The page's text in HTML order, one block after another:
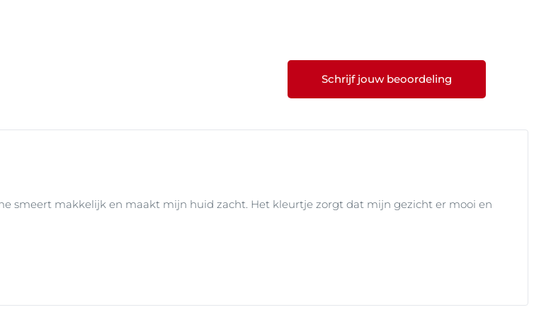
huidtypen, zoals de rijpere huid, de droge huid, de vette of
Deze lijn omvat ook getinte zonbeschermingsproducten dieSchrijf jouw beoordeling
smeert makkelijk en maakt mijn huid zacht. Het kleurtje zorgt dat mijn gezicht er mooi en